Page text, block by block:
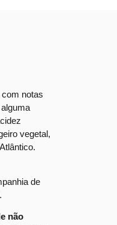
notas
vegetal,
de
não